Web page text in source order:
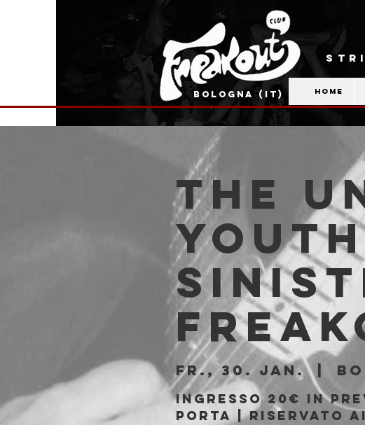
BOLOGNA (IT) Home
The
Fr., 30. Jan.
  |
Ingresso 20€ in
porta | Riservato